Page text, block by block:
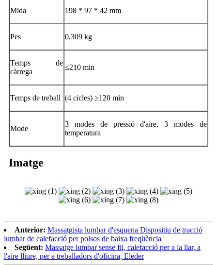
Mida 198 * 97 * 42 mm
Pes 0,309 kg
Temps de
càrrega
≤210 min
Temps de treball (4 cicles) ≥120 min
Mode
3 modes de pressió d'aire, 3 modes de
temperatura
Imatge
Anterior: Massatgista lumbar d'esquena Dispositiu de tracció
lumbar de calefacció per polsos de baixa freqüència
Següent: Massatge lumbar sense fil, calefacció per a la llar, a
l'aire lliure, per a treballadors d'oficina, Eleder